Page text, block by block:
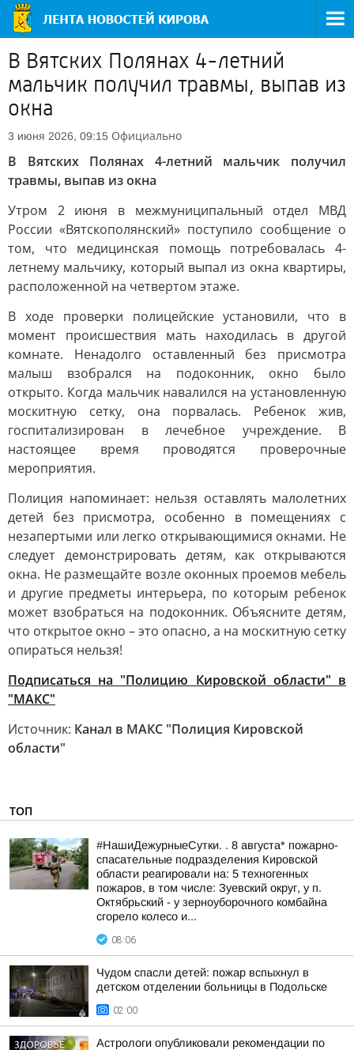
В Вятских Полянах 4-летний
мальчик получил травмы, выпав из
окна
3 июня 2026, 09:15 Официально
В Вятских Полянах 4-летний мальчик получил
травмы, выпав из окна
Утром 2 июня в межмуниципальный отдел МВД
России «Вятскополянский» поступило сообщение о
том, что медицинская помощь потребовалась 4-
летнему мальчику, который выпал из окна квартиры,
расположенной на четвертом этаже.
В ходе проверки полицейские установили, что в
момент происшествия мать находилась в другой
комнате. Ненадолго оставленный без присмотра
малыш взобрался на подоконник, окно было
открыто. Когда мальчик навалился на установленную
москитную сетку, она порвалась. Ребенок жив,
госпитализирован в лечебное учреждение. В
настоящее время проводятся проверочные
мероприятия.
Полиция напоминает: нельзя оставлять малолетних
детей без присмотра, особенно в помещениях с
незапертыми или легко открывающимися окнами. Не
следует демонстрировать детям, как открываются
окна. Не размещайте возле оконных проемов мебель
и другие предметы интерьера, по которым ребенок
может взобраться на подоконник. Объясните детям,
что открытое окно – это опасно, а на москитную сетку
опираться нельзя!
Подписаться на "Полицию Кировской области" в
"МАКС"
Источник: Канал в МАКС "Полиция Кировской
области"
ТОП
#НашиДежурныеСутки. . 8 августа* пожарно-
спасательные подразделения Кировской
области реагировали на: 5 техногенных
пожаров, в том числе: Зуевский округ, у п.
Октябрьский - у зерноуборочного комбайна
сгорело колесо и...
08:06
Чудом спасли детей: пожар вспыхнул в
детском отделении больницы в Подольске
02:00
Астрологи опубликовали рекомендации по